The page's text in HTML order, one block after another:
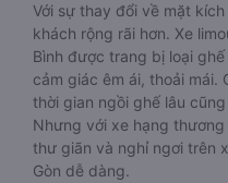
Với sự thay đổi về mặt
khách rộng rãi hơn. Xe
Bình được trang bị loại
cảm giác êm ái, thoải mái.
thời gian ngồi ghế lâu
Nhưng với xe hạng
thư giãn và nghỉ ngơi trên
Gòn dễ dàng.